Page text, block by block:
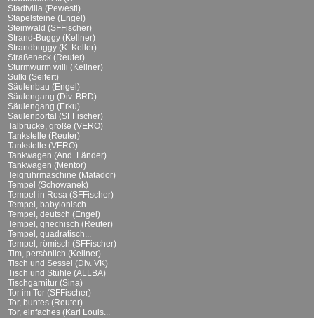
Stadtvilla (Pewesti)
Stapelsteine (Engel)
Steinwald (SFFischer)
Strand-Buggy (Kellner)
Strandbuggy (K. Keller)
Straßeneck (Reuter)
Sturmwurm willi (Kellner)
Sulki (Seifert)
Säulenbau (Engel)
Säulengang (Div. BRD)
Säulengang (Erku)
Säulenportal (SFFischer)
Talbrücke, große (VERO)
Tankstelle (Reuter)
Tankstelle (VERO)
Tankwagen (And. Länder)
Tankwagen (Mentor)
Teigrührmaschine (Matador)
Tempel (Schowanek)
Tempel in Rosa (SFFischer)
Tempel, babylonisch...
Tempel, deutsch (Engel)
Tempel, griechisch (Reuter)
Tempel, quadratisch...
Tempel, römisch (SFFischer)
Tim, persönlich (Kellner)
Tisch und Sessel (Div. VK)
Tisch und Stühle (ALLBA)
Tischgarnitur (Sina)
Tor im Tor (SFFischer)
Tor, buntes (Reuter)
Tor, einfaches (Karl Louis...